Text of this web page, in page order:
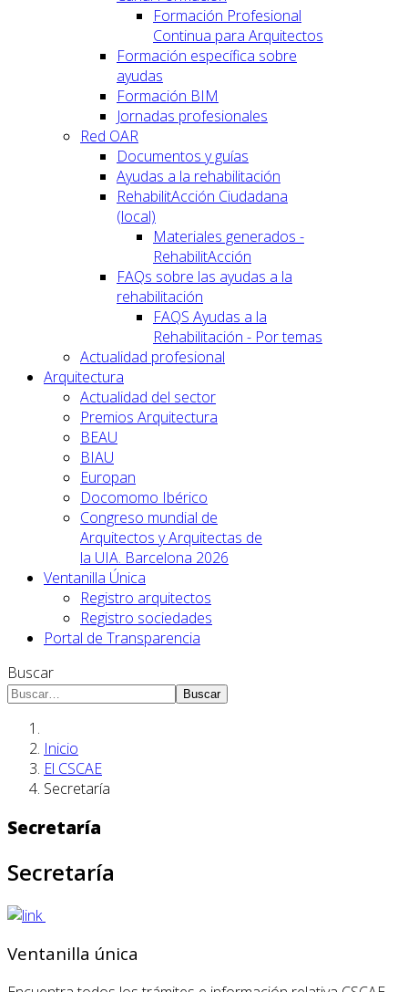
Formación Profesional
Continua para Arquitectos
Formación específica sobre
ayudas
Formación BIM
Jornadas profesionales
Red OAR
Documentos y guías
Ayudas a la rehabilitación
RehabilitAcción Ciudadana
(local)
Materiales generados -
RehabilitAcción
FAQs sobre las ayudas a la
rehabilitación
FAQS Ayudas a la
Rehabilitación - Por temas
Actualidad profesional
Arquitectura
Actualidad del sector
Premios Arquitectura
BEAU
BIAU
Europan
Docomomo Ibérico
Congreso mundial de
Arquitectos y Arquitectas de
la UIA. Barcelona 2026
Ventanilla Única
Registro arquitectos
Registro sociedades
Portal de Transparencia
Buscar
Buscar
Inicio
El CSCAE
Secretaría
Secretaría
Secretaría
Ventanilla única